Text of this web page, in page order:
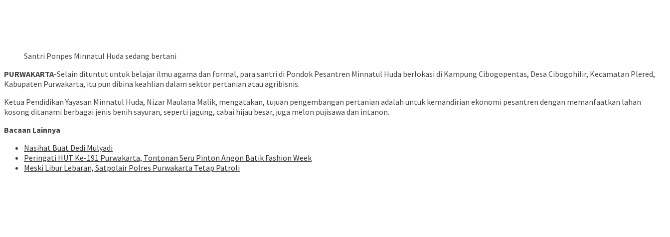
Santri Ponpes Minnatul Huda sedang bertani
PURWAKARTA-Selain dituntut untuk belajar ilmu agama dan formal, para santri di Pondok Pesantren Minnatul Huda berlokasi di Kampung Cibogopentas, Desa Cibogohilir, Kecamatan Plered,
Kabupaten Purwakarta, itu pun dibina keahlian dalam sektor pertanian atau agribisnis.
Ketua Pendidikan Yayasan Minnatul Huda, Nizar Maulana Malik, mengatakan, tujuan pengembangan pertanian adalah untuk kemandirian ekonomi pesantren dengan memanfaatkan lahan
kosong ditanami berbagai jenis benih sayuran, seperti jagung, cabai hijau besar, juga melon pujisawa dan intanon.
Bacaan Lainnya
Nasihat Buat Dedi Mulyadi
Peringati HUT Ke-191 Purwakarta, Tontonan Seru Pinton Angon Batik Fashion Week
Meski Libur Lebaran, Satpolair Polres Purwakarta Tetap Patroli